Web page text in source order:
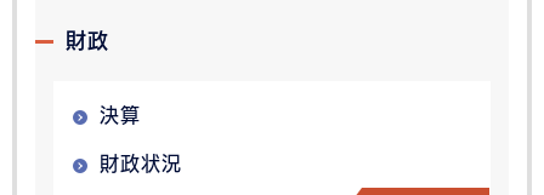
財政
決算
財政状況